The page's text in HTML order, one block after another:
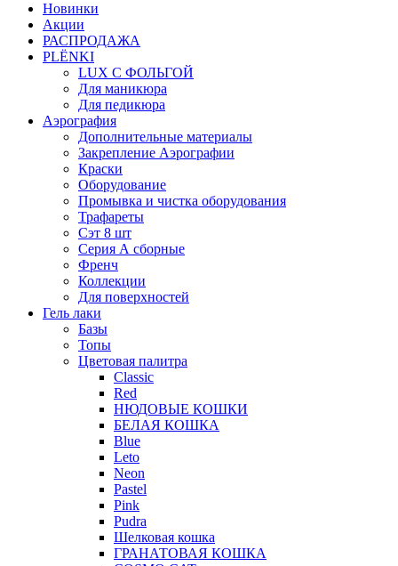
Новинки
Акции
РАСПРОДАЖА
PLЁNKI
LUX С ФОЛЬГОЙ
Для маникюра
Для педикюра
Аэрография
Дополнительные материалы
Закрепление Аэрографии
Краски
Оборудование
Промывка и чистка оборудования
Трафареты
Сэт 8 шт
Серия А сборные
Френч
Коллекции
Для поверхностей
Гель лаки
Базы
Топы
Цветовая палитра
Classic
Red
НЮДОВЫЕ КОШКИ
БЕЛАЯ КОШКА
Blue
Leto
Neon
Pastel
Pink
Pudra
Шелковая кошка
ГРАНАТОВАЯ КОШКА